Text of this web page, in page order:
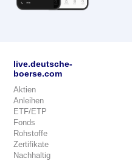
live.deutsche-
boerse.com
Aktien
Anleihen
ETF/ETP
Fonds
Rohstoffe
Zertifikate
Nachhaltig